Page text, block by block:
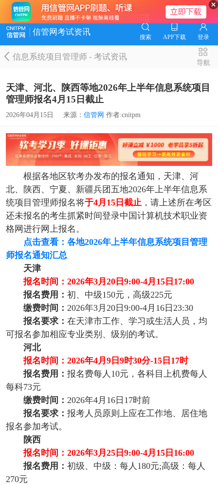
信管网考试资讯
搜索 APP下载 登录
信息系统项目管理师-考试资讯
导航
天津、河北、陕西等地2026年上半年信息系统项目
管理师报名4月15日截止
2026年04月15日 来源： 信管网 作者:cnitpm
根据各地区软考办发布的报名通知，天津、河
北、陕西、宁夏、新疆兵团五地2026年上半年信息系
统项目管理师报名将于4月15日截止，请上述所在考区
还未报名的考生抓紧时间登录中国计算机技术职业资
格网进行网上报名。
点击查看：各地2026年上半年信息系统项目管理
师报名通知汇总
天津
报名时间：2026年3月20日9:00-4月15日17:00
报名费用： 初、中级150元，高级225元
缴费时间： 2026年3月20日9:00-4月16日23:30
报名要求： 在天津市工作、学习或生活人员，均
可报名参加相应专业类别、级别的考试。
河北
报名时间：2026年4月9日9时30分-15日17时
报名费用： 报名费每人10元，各科目上机费每人
每科73元
缴费时间： 2026年4月16日17时前
报名要求： 报考人员原则上应在工作地、居住地
报名参加考试。
陕西
报名时间： 2026年3月25日9:00-4月15日16:00
报名费用： 初级、中级：每人180元;高级：每人
270元